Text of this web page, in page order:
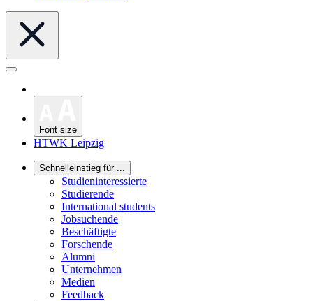
Font size
HTWK Leipzig
Schnelleinstieg für ...
Studieninteressierte
Studierende
International students
Jobsuchende
Beschäftigte
Forschende
Alumni
Unternehmen
Medien
Feedback